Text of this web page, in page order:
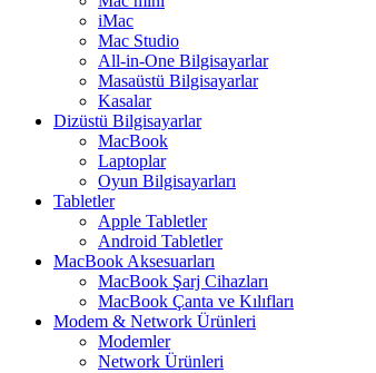
iMac
Mac Studio
All-in-One Bilgisayarlar
Masaüstü Bilgisayarlar
Kasalar
Dizüstü Bilgisayarlar
MacBook
Laptoplar
Oyun Bilgisayarları
Tabletler
Apple Tabletler
Android Tabletler
MacBook Aksesuarları
MacBook Şarj Cihazları
MacBook Çanta ve Kılıfları
Modem & Network Ürünleri
Modemler
Network Ürünleri